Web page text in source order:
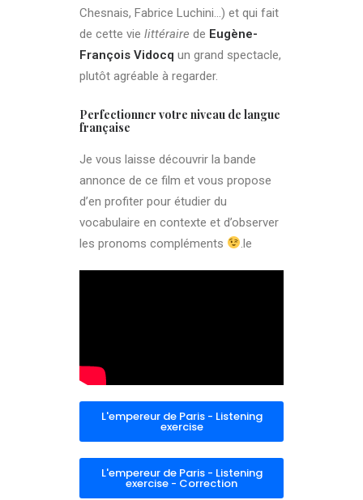
Chesnais, Fabrice Luchini…) et qui fait
de cette vie littéraire de Eugène-
François Vidocq un grand spectacle,
plutôt agréable à regarder.
Perfectionner votre niveau de langue
française
Je vous laisse découvrir la bande
annonce de ce film et vous propose
d’en profiter pour étudier du
vocabulaire en contexte et d’observer
les pronoms compléments
.le
L'empereur de Paris - Listening
exercise
L'empereur de Paris - Listening
exercise - Correction